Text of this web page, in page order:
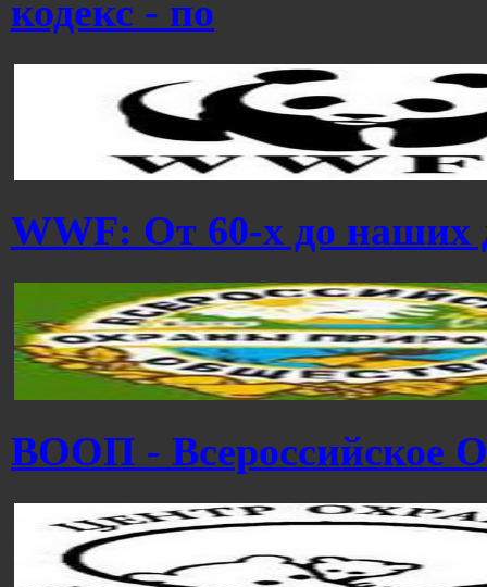
кодекс - по
WWF: От 60-х до наших
ВООП - Всероссийское